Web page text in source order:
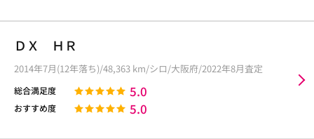
ＤＸ ＨＲ
2014年7月(12年落ち)/48,363 km/シロ/大阪府/2022年8月査定
総合満足度 5.0
おすすめ度 5.0